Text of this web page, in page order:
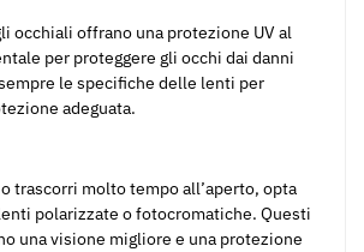
per proteggere gli occhi dai danni
le specifiche delle lenti per
adeguata.
polarizzate o fotocromatiche. Questi
una visione migliore e una protezione